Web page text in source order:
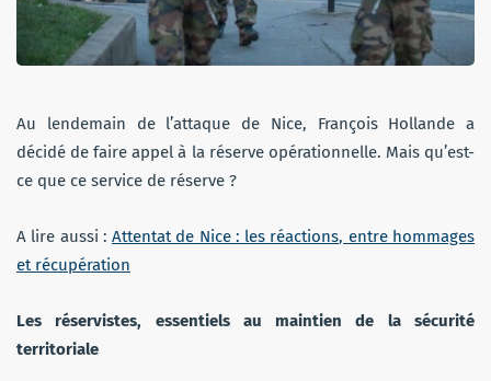
Au lendemain de l’attaque de Nice, François Hollande a
décidé de faire appel à la réserve opérationnelle. Mais qu’est-
ce que ce service de réserve ?
A lire aussi :Attentat de Nice : les réactions, entre hommages
et récupération
Les réservistes, essentiels au maintien de la sécurité
territoriale